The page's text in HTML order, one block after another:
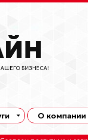
БИЗНЕСА!
О компании